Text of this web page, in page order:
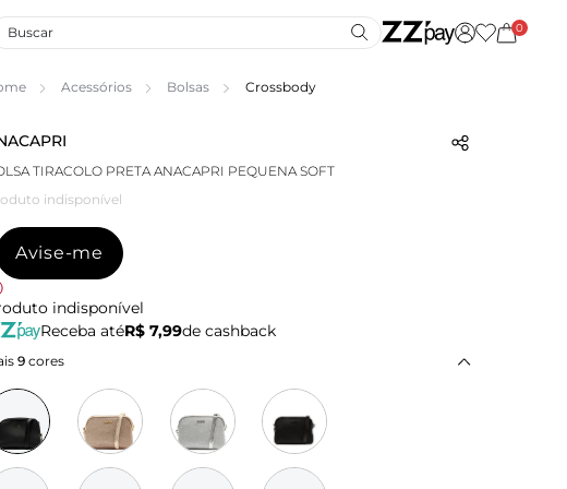
0
Acessórios Bolsas Crossbody
TIRACOLO PRETA ANACAPRI PEQUENA SOFT
indisponível
Avise-me
indisponível
Receba atéR$ 7,99de cashback
9 cores